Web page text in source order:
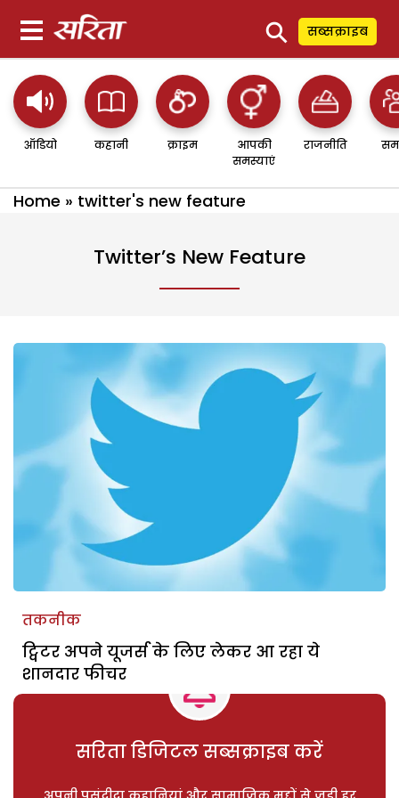
⚲ सब्सक्राइब
ऑडियो कहानी क्राइम
आपकी
समस्याएं
राजनीति
Home » twitter's new feature
Twitter’s New Feature
तकनीक
ट्विटर अपने यूजर्स के लिए लेकर आ रहा ये
शानदार फीचर
सरिता डिजिटल सब्सक्राइब करें